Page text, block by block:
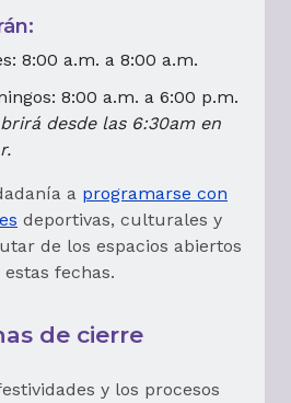
8:00 a.m. a 8:00 a.m.
8:00 a.m. a 6:00 p.m.
desde las 6:30am en
a programarse con
deportivas, culturales y
de los espacios abiertos
fechas.
de cierre
y los procesos